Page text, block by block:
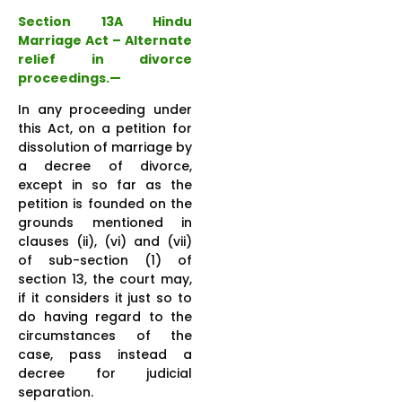
Section 13A Hindu
Marriage Act – Alternate
relief in divorce
proceedings.—
In any proceeding under
this Act, on a petition for
dissolution of marriage by
a decree of divorce,
except in so far as the
petition is founded on the
grounds mentioned in
clauses (ii), (vi) and (vii)
of sub-section (1) of
section 13, the court may,
if it considers it just so to
do having regard to the
circumstances of the
case, pass instead a
decree for judicial
separation.